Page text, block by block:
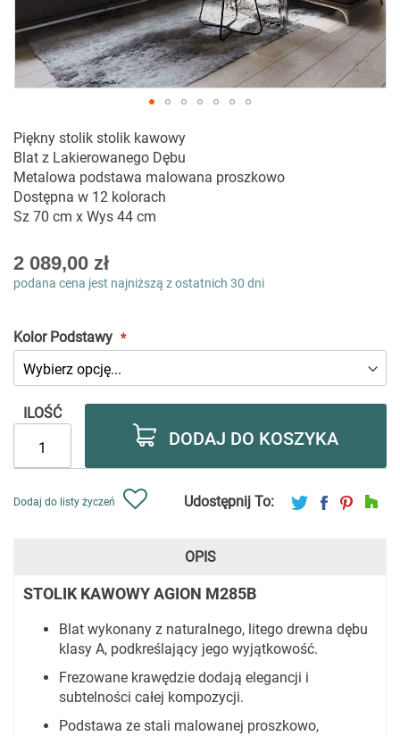
na
początek
galerii
Piękny stolik stolik kawowy
Blat z Lakierowanego Dębu
Metalowa podstawa malowana proszkowo
Dostępna w 12 kolorach
Sz 70 cm x Wys 44 cm
As
low
2 089,00 zł
podana cena jest najniższą z ostatnich 30 dni
Kolor Podstawy
ILOŚĆ
DODAJ DO KOSZYKA
Dodaj do listy życzeń Udostępnij To:
OPIS
STOLIK KAWOWY AGION M285B
Blat wykonany z naturalnego, litego drewna dębu
klasy A, podkreślający jego wyjątkowość.
Frezowane krawędzie dodają elegancji i
subtelności całej kompozycji.
Podstawa ze stali malowanej proszkowo,